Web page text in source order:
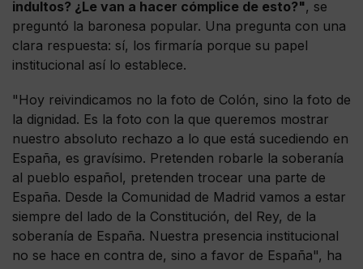
indultos? ¿Le van a hacer cómplice de esto?", se
preguntó la baronesa popular. Una pregunta con una
clara respuesta: sí, los firmaría porque su papel
institucional así lo establece.
"Hoy reivindicamos no la foto de Colón, sino la foto de
la dignidad. Es la foto con la que queremos mostrar
nuestro absoluto rechazo a lo que está sucediendo en
España, es gravísimo. Pretenden robarle la soberanía
al pueblo español, pretenden trocear una parte de
España. Desde la Comunidad de Madrid vamos a estar
siempre del lado de la Constitución, del Rey, de la
soberanía de España. Nuestra presencia institucional
no se hace en contra de, sino a favor de España", ha